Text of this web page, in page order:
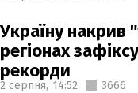
Україну накрив
регіонах
рекорди
2 серпня, 14:52 3666